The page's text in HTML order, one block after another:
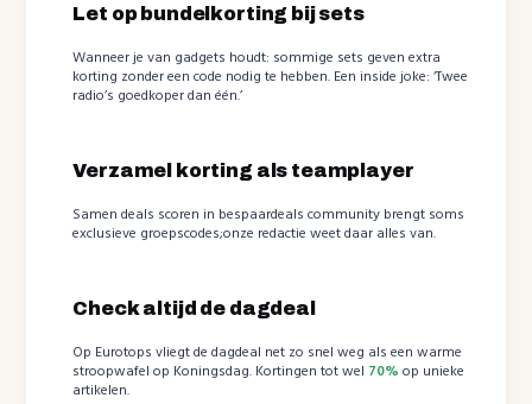
Let op bundelkorting bij sets
Wanneer je van gadgets houdt: sommige sets geven extra
korting zonder een code nodig te hebben. Een inside joke: ‘Twee
radio’s goedkoper dan één.’
Verzamel korting als teamplayer
Samen deals scoren in bespaardeals community brengt soms
exclusieve groepscodes;onze redactie weet daar alles van.
Check altijd de dagdeal
Op Eurotops vliegt de dagdeal net zo snel weg als een warme
stroopwafel op Koningsdag. Kortingen tot wel 70% op unieke
artikelen.